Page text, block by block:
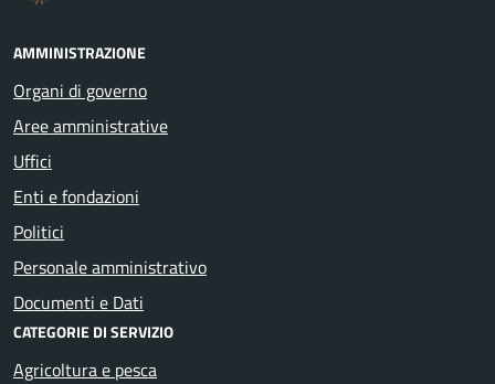
AMMINISTRAZIONE
Organi di governo
Aree amministrative
Uffici
Enti e fondazioni
Politici
Personale amministrativo
Documenti e Dati
CATEGORIE DI SERVIZIO
Agricoltura e pesca